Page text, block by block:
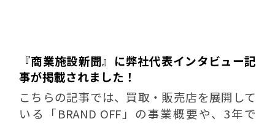
『商業施設新聞』に弊社代表インタビュー記
事が掲載されました！
こちらの記事では、買取・販売店を展開して
いる「BRAND OFF」の事業概要や、3年で